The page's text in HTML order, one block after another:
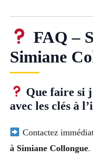
FAQ –
Simiane
Que faire si
avec les clés à
Contactez
à Simiane Collongue.